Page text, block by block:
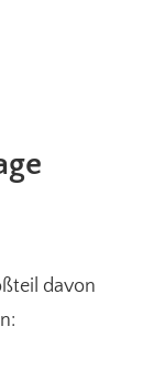
davon